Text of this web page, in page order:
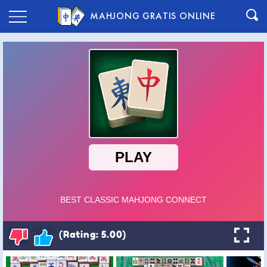
MAHJONG GRATIS ONLINE
(Rating: 5.00)